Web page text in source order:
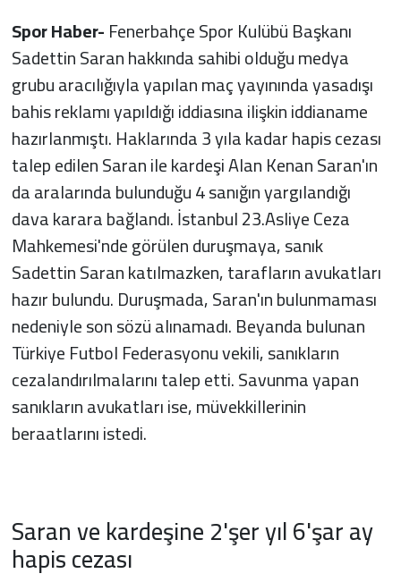
Spor Haber-Fenerbahçe Spor Kulübü Başkanı
Sadettin Saran hakkında sahibi olduğu medya
grubu aracılığıyla yapılan maç yayınında yasadışı
bahis reklamı yapıldığı iddiasına ilişkin iddianame
hazırlanmıştı. Haklarında 3 yıla kadar hapis cezası
talep edilen Saran ile kardeşi Alan Kenan Saran'ın
da aralarında bulunduğu 4 sanığın yargılandığı
dava karara bağlandı. İstanbul 23.Asliye Ceza
Mahkemesi'nde görülen duruşmaya, sanık
Sadettin Saran katılmazken, tarafların avukatları
hazır bulundu. Duruşmada, Saran'ın bulunmaması
nedeniyle son sözü alınamadı. Beyanda bulunan
Türkiye Futbol Federasyonu vekili, sanıkların
cezalandırılmalarını talep etti. Savunma yapan
sanıkların avukatları ise, müvekkillerinin
beraatlarını istedi.
Saran ve kardeşine 2'şer yıl 6'şar ay
hapis cezası